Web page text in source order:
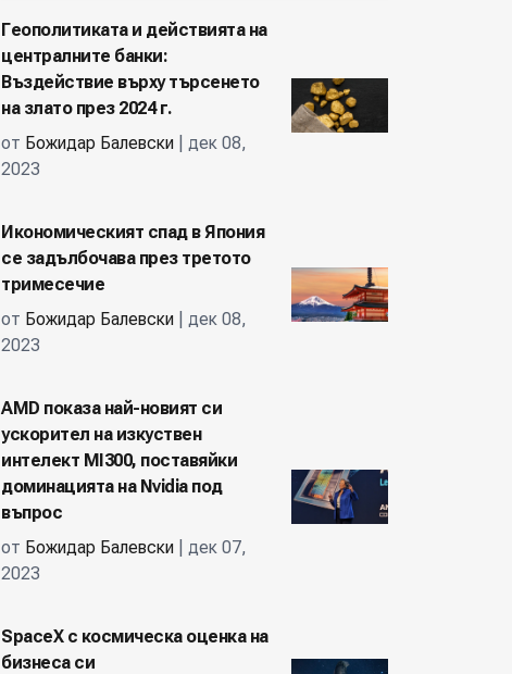
Геополитиката и действията на
централните банки:
Въздействие върху търсенето
на злато през 2024 г.
от Божидар Балевски | дек 08,
2023
Икономическият спад в Япония
се задълбочава през третото
тримесечие
от Божидар Балевски | дек 08,
2023
AMD показа най-новият си
ускорител на изкуствен
интелект MI300, поставяйки
доминацията на Nvidia под
въпрос
от Божидар Балевски | дек 07,
2023
SpaceX с космическа оценка на
бизнеса си